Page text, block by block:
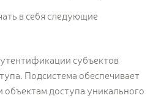
в себя следующие
субъектов
Подсистема обеспечивает
объектам доступа уникального